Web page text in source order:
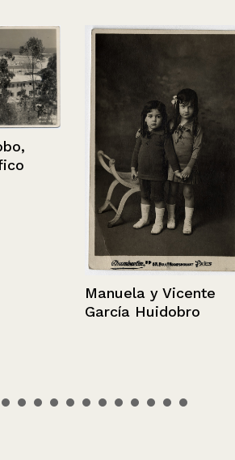
Manuela y Vicente
García Huidobro